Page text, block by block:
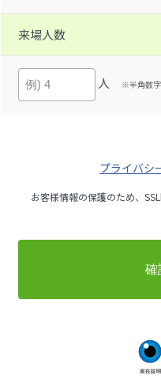
来場人数
人 ※半角数字
プライバシ
お客様情報の保護のため、